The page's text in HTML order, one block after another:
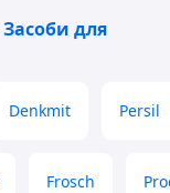
Засоби для
Denkmit Persil
Frosch